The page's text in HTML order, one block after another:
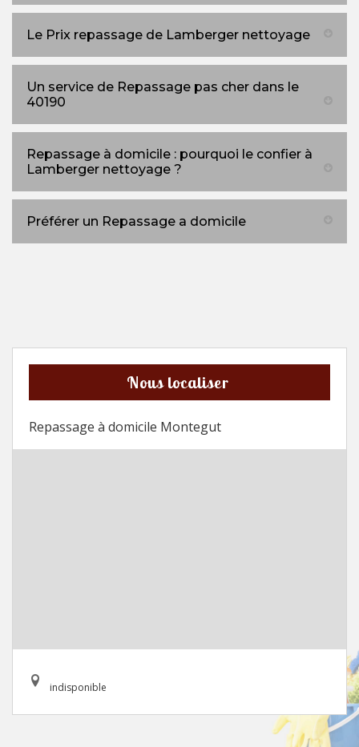
Le Prix repassage de Lamberger nettoyage
Un service de Repassage pas cher dans le
40190
Repassage à domicile : pourquoi le confier à
Lamberger nettoyage ?
Préférer un Repassage a domicile
Nous localiser
Repassage à domicile Montegut
indisponible